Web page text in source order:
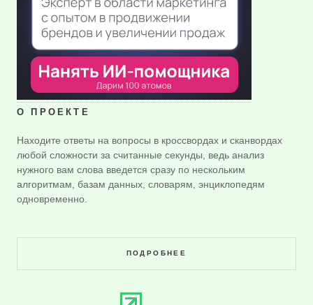
О ПРОЕКТЕ
Находите ответы на вопросы в кроссвордах и сканвордах
любой сложности за считанные секунды, ведь анализ
нужного вам слова введется сразу по нескольким
алгоритмам, базам данных, словарям, энциклопедям
одновременно.
ПОДРОБНЕЕ